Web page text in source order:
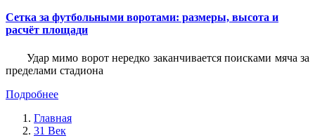
Сетка за футбольными воротами: размеры, высота и
расчёт площади
Удар мимо ворот нередко заканчивается поисками мяча за
пределами стадиона
Подробнее
Главная
31 Век